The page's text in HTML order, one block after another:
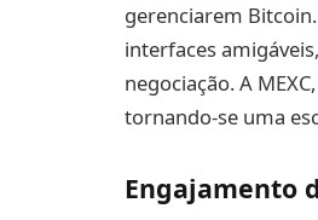
gerenciarem
interfaces
negociação. A
tornando-se uma
Engajamento